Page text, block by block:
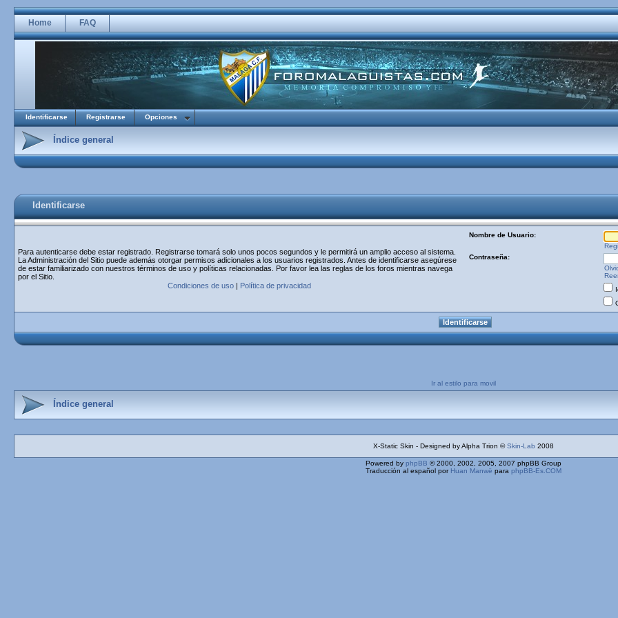
Home FAQ
Identificarse Registrarse Opciones
Índice general
Identificarse
Para autenticarse debe estar registrado. Registrarse tomará solo unos pocos segundos y le permitirá un amplio acceso al sistema.
La Administración del Sitio puede además otorgar permisos adicionales a los usuarios registrados. Antes de identificarse asegúrese
de estar familiarizado con nuestros términos de uso y políticas relacionadas. Por favor lea las reglas de los foros mientras navega
por el Sitio.
Condiciones de uso| Política de privacidad
Nombre de Usuario:
Contraseña:
Ir al estilo para movil
Índice general
X-Static Skin - Designed by Alpha Trion ©Skin-Lab 2008
Powered by phpBB © 2000, 2002, 2005, 2007 phpBB Group
Traducción al español por Huan Manwë para phpBB-Es.COM